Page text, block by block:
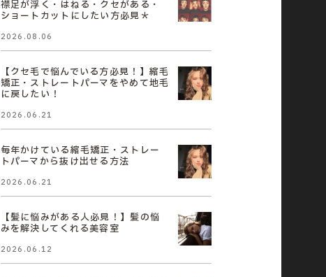
襟足が浮く・はねる・クセがある・
ショートカットにしたい方必見＊
2026.08.06
【クセ毛で悩んでいる方必見！】縮毛
矯正・ストレートパーマをやめて地毛
に戻したい！
2026.06.21
毎年かけている縮毛矯正・ストレー
トパーマから抜け出せる方法
2026.06.21
【髪に悩みがある人必見！】髪の悩
みを解決してくれる美容室
2026.06.12